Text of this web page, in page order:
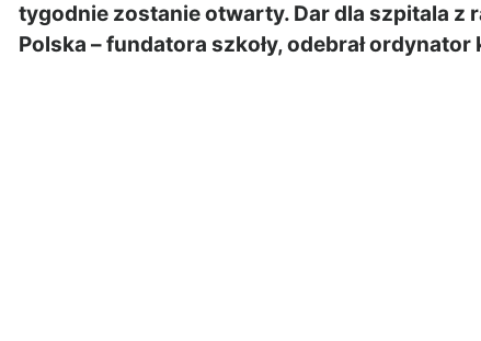
tygodnie zostanie otwarty. Dar dla szpitala z
Polska – fundatora szkoły, odebrał